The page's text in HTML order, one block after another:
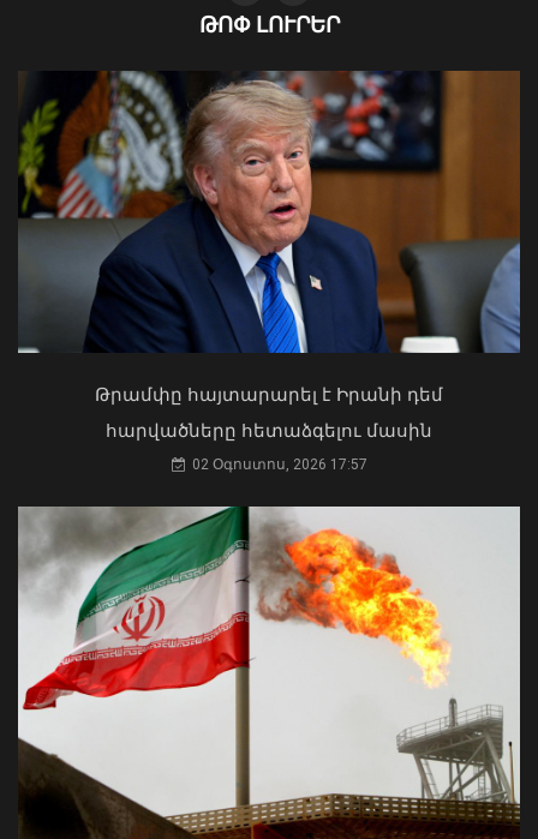
Ծաղկաձորը կընդունի շախմատի
աշխարհի դպրոցական թիմերի
առաջնության եվրոպական փուլը
06 Օգոստոս, 2026 20:58
Ճապոնիայում ՀՀ դեսպանը
մասնակցել է Հիրոշիմայի զոհերի
հիշատակի արարողությանը
06 Օգոստոս, 2026 20:56
Ի՞նչ ուղերձ էր ոտքի չկանգնելը.
Աղաջանյանը` ընդդիմությանը
ՀՀ երկաթուղին ազգային
ռազմավարական սեփականություն է
ԹՈՓ ԼՈՒՐԵՐ
Թրամփը հայտարարել է Իրանի դեմ
հարվածները հետաձգելու մասին
02 Օգոստոս, 2026 17:57